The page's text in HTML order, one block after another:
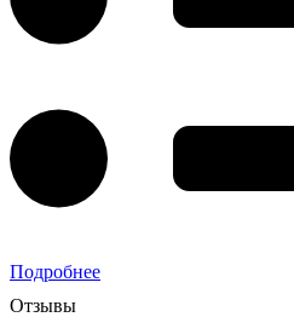
Подробнее
Отзывы